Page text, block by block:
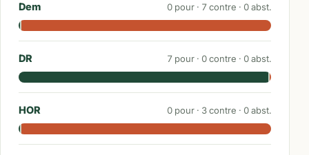
Dem 0 pour · 7contre · 0abst.
DR 7 pour · 0contre · 0abst.
HOR 0 pour · 3contre · 0abst.